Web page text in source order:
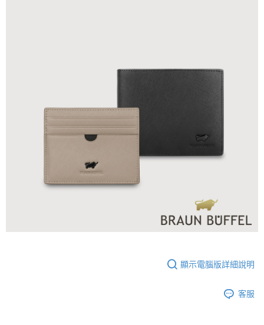
顯示電腦版詳細說明
客服